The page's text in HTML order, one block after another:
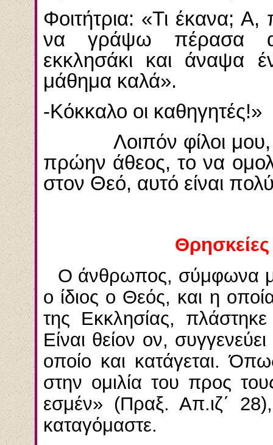
Φοιτήτρια: «Τι έκανα;
να γράψω πέρασα
εκκλησάκι και άναψα
μάθημα καλά».
-Κόκκαλο οι καθηγητές!»
Λοιπόν φίλοι μου,
πρώην άθεος, το να
στον Θεό, αυτό είναι
Θρησκείες
Ο άνθρωπος, σύμφωνα
ο ίδιος ο Θεός, και η
της Εκκλησίας,
Είναι θείον ον,
οποίο και κατάγεται.
στην ομιλία του προς
εσμέν» (Πραξ. Απ.ιζ΄
καταγόμαστε.